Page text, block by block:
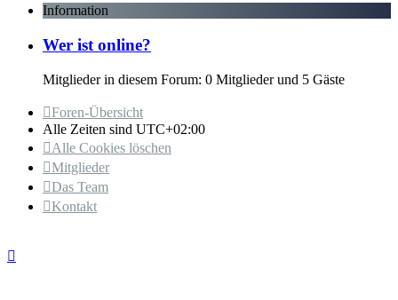
Information
Wer ist online?
Mitglieder in diesem Forum: 0 Mitglieder und 5 Gäste
Foren-Übersicht
Alle Zeiten sind UTC+02:00
Alle Cookies löschen
Mitglieder
Das Team
Kontakt